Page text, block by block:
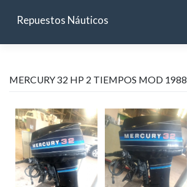
contentRepuestos Náuticos
MERCURY 32 HP 2 TIEMPOS MOD 1988